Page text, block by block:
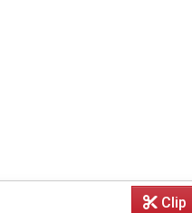
Clip